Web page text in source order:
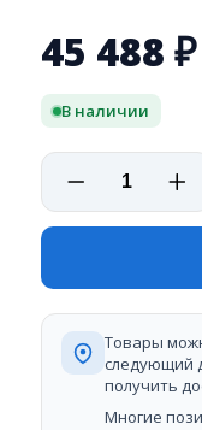
45 488 ₽
В наличии
Товары
следующий
получить
Многие